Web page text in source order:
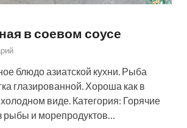
в соевом соусе
блюдо азиатской кухни. Рыба
глазированной. Хороша как в
холодном виде. Категория: Горячие
рыбы и морепродуктов…